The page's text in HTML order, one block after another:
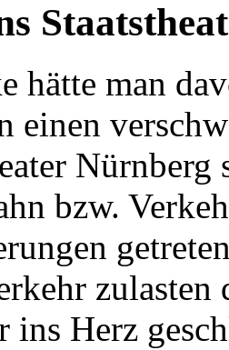
hätte man
einen
bzw.
zulasten
Herz